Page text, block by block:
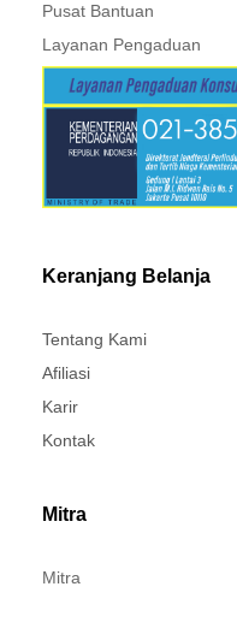
Pusat Bantuan
Layanan Pengaduan
Keranjang Belanja
Tentang Kami
Afiliasi
Karir
Kontak
Mitra
Mitra